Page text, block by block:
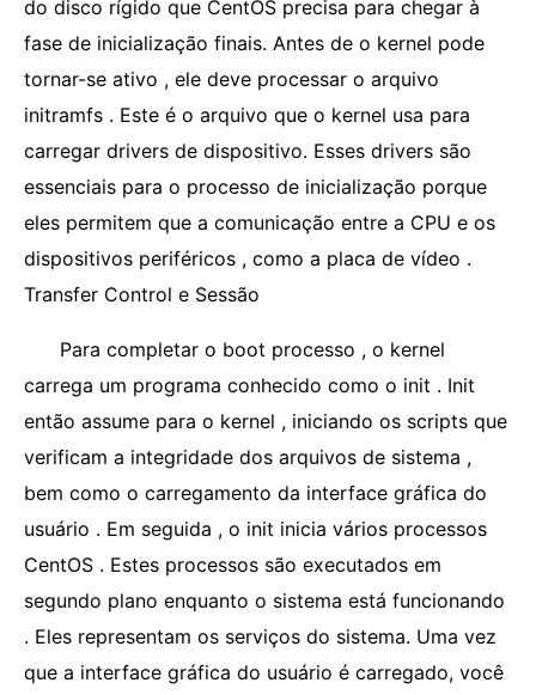
do disco rígido que CentOS precisa para chegar à
fase de inicialização finais. Antes de o kernel pode
tornar-se ativo , ele deve processar o arquivo
initramfs . Este é o arquivo que o kernel usa para
carregar drivers de dispositivo. Esses drivers são
essenciais para o processo de inicialização porque
eles permitem que a comunicação entre a CPU e os
dispositivos periféricos , como a placa de vídeo .
Transfer Control e Sessão
Para completar o boot processo , o kernel
carrega um programa conhecido como o init . Init
então assume para o kernel , iniciando os scripts que
verificam a integridade dos arquivos de sistema ,
bem como o carregamento da interface gráfica do
usuário . Em seguida , o init inicia vários processos
CentOS . Estes processos são executados em
segundo plano enquanto o sistema está funcionando
. Eles representam os serviços do sistema. Uma vez
que a interface gráfica do usuário é carregado, você